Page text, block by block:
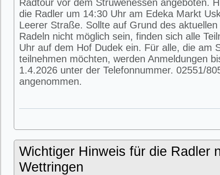
Radtour vor dem Struwenessen angeboten.
die Radler um 14:30 Uhr am Edeka Markt
Leerer Straße. Sollte auf Grund des
Radeln nicht möglich sein, finden sich alle
Uhr auf dem Hof Dudek ein. Für alle, die am
teilnehmen möchten, werden Anmeldungen
1.4.2026 unter der Telefonnummer. 02551/
angenommen.
Wichtiger Hinweis für die Radler
Wettringen